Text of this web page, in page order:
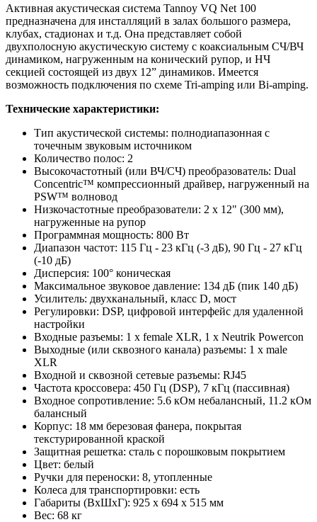
Активная акустическая система Tannoy VQ Net 100
предназначена для инсталляций в залах большого размера,
клубах, стадионах и т.д. Она представляет собой
двухполосную акустическую систему с коаксиальным СЧ/ВЧ
динамиком, нагруженным на конический рупор, и НЧ
секцией состоящей из двух 12” динамиков. Имеется
возможность подключения по схеме Tri-amping или Bi-amping.
Технические характеристики:
Тип акустической системы: полнодиапазонная с
точечным звуковым источником
Количество полос: 2
Высокочастотный (или ВЧ/СЧ) преобразователь: Dual
Concentric™ компрессионный драйвер, нагруженный на
PSW™ волновод
Низкочастотные преобразователи: 2 х 12" (300 мм),
нагруженные на рупор
Программная мощность: 800 Вт
Диапазон частот: 115 Гц - 23 кГц (-3 дБ), 90 Гц - 27 кГц
(-10 дБ)
Дисперсия: 100° коническая
Максимальное звуковое давление: 134 дБ (пик 140 дБ)
Усилитель: двухканальный, класс D, мост
Регулировки: DSP, цифровой интерфейс для удаленной
настройки
Входные разъемы: 1 x female XLR, 1 х Neutrik Powercon
Выходные (или сквозного канала) разъемы: 1 х male
XLR
Входной и сквозной сетевые разъемы: RJ45
Частота кроссовера: 450 Гц (DSP), 7 кГц (пассивная)
Входное сопротивление: 5.6 кОм небалансный, 11.2 кОм
балансный
Корпус: 18 мм березовая фанера, покрытая
текстурированной краской
Защитная решетка: сталь с порошковым покрытием
Цвет: белый
Ручки для переноски: 8, утопленные
Колеса для транспортировки: есть
Габариты (ВхШхГ): 925 x 694 x 515 мм
Вес: 68 кг